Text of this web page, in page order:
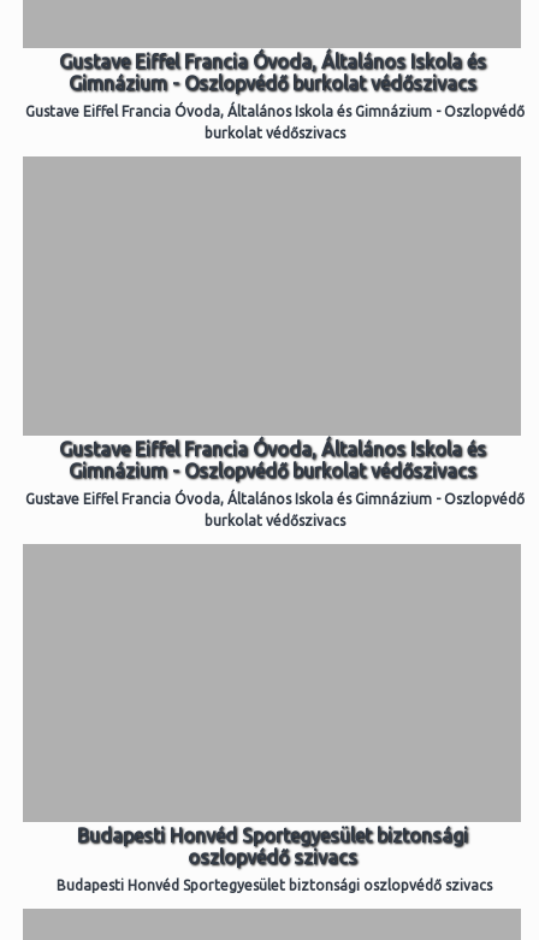
Gustave Eiffel Francia Óvoda, Általános Iskola és
Gimnázium - Oszlopvédő burkolat védőszivacs
Gustave Eiffel Francia Óvoda, Általános Iskola és Gimnázium - Oszlopvédő
burkolat védőszivacs
Gustave Eiffel Francia Óvoda, Általános Iskola és
Gimnázium - Oszlopvédő burkolat védőszivacs
Gustave Eiffel Francia Óvoda, Általános Iskola és Gimnázium - Oszlopvédő
burkolat védőszivacs
Budapesti Honvéd Sportegyesület biztonsági
oszlopvédő szivacs
Budapesti Honvéd Sportegyesület biztonsági oszlopvédő szivacs